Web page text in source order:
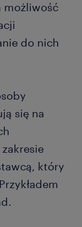
możliwość
do nich
się na
który